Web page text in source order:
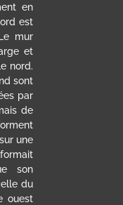
en
est
mur
et
nord.
sont
par
de
une
son
du
ouest